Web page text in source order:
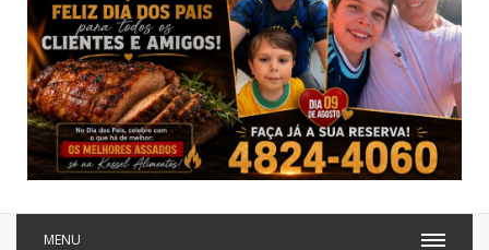
MENU